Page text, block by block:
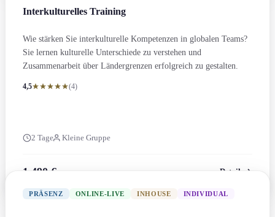
Interkulturelles Training
Wie stärken Sie interkulturelle Kompetenzen in globalen Teams?
Sie lernen kulturelle Unterschiede zu verstehen und
Zusammenarbeit über Ländergrenzen erfolgreich zu gestalten.
4,5 (4)
2 Tage Kleine Gruppe
1.490 € Details
PRÄSENZ ONLINE-LIVE INHOUSE INDIVIDUAL